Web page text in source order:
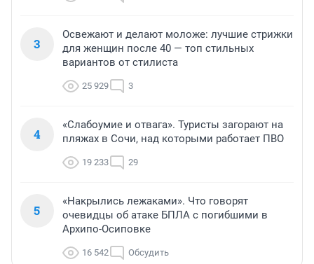
3
Освежают и делают моложе: лучшие стрижки
для женщин после 40 — топ стильных
вариантов от стилиста
25 929 3
4
«Слабоумие и отвага». Туристы загорают на
пляжах в Сочи, над которыми работает ПВО
19 233 29
5
«Накрылись лежаками». Что говорят
очевидцы об атаке БПЛА с погибшими в
Архипо-Осиповке
16 542 Обсудить